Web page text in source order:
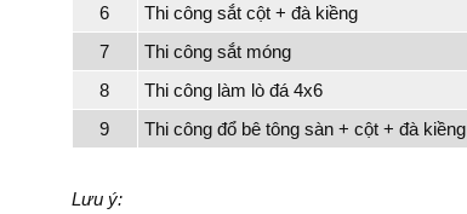
6
Thi công sắt cột + đà kiềng
7
Thi công sắt móng
8
Thi công làm lò đá 4x6
9
Thi công đổ bê tông sàn + cột + đà kiềng
Lưu ý: